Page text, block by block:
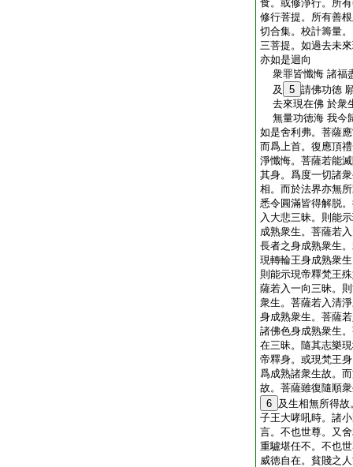
食。或修淨行。所
修行菩提。所有善
切合集。校計籌量
三菩提。如過去未
亦如是迴向
衆罪皆懺悔 諸福
及
5 請佛功徳
去來現在佛 於衆
無量功徳海 我今
如是舍利弗。菩薩
而爲上首。復應頂
淨懺悔。菩薩若能
其身。爲度一切諸
相。而於法界亦無
悉令圓滿皆得解脱
入大悲三昧。則能
成熟衆生。菩薩若
長者之身成熟衆生
現轉輪王身成熟衆
則能示現帝釋梵王
薩若入一向三昧。
衆生。菩薩若入清
身成熟衆生。菩薩
諸佛色身成熟衆生
在三昧。隨其志樂
帝釋身。或現梵王
爲成熟諸衆生故。
故。菩薩雖復隨順
6 及生相無所得
子王大哮吼時。諸
言。不也世尊。又
重驢堪任不。不也
威徳自在。貧賤之